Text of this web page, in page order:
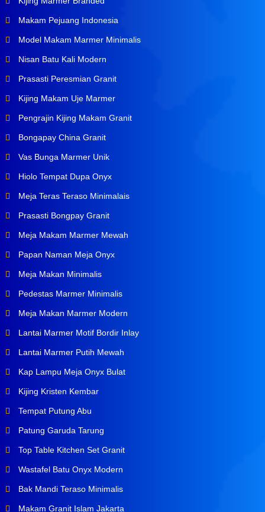
Makam Pejuang Indonesia
Model Makam Marmer Minimalis
Nisan Batu Kali Modern
Prasasti Peresmian Granit
Kijing Makam Uje Marmer
Pengrajin Kijing Makam Granit
Bongapay China Granit
Vas Bunga Marmer Unik
Hiolo Tempat Dupa Onyx
Meja Teras Teraso Minimalais
Prasasti Bongpay Granit
Meja Makam Marmer Mewah
Papan Naman Meja Onyx
Meja Makan Minimalis
Pedestas Marmer Minimalis
Meja Makan Marmer Modern
Lantai Marmer Motif Bordir Inlay
Lantai Marmer Putih Mewah
Kap Lampu Meja Onyx Bulat
Kijing Kristen Kembar
Tempat Putung Abu
Patung Garuda Tarung
Top Table Kitchen Set Granit
Wastafel Batu Onyx Modern
Bak Mandi Teraso Minimalis
Makam Granit Islam Jakarta